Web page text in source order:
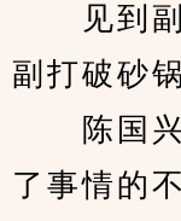
见到副
副打破砂
陈国兴
了事情的